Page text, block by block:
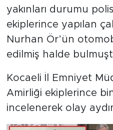
yakınları durumu
ekiplerince yapılan
Nurhan Ör’ün
edilmiş halde
Kocaeli İl Emniyet
Amirliği ekiplerince
incelenerek olay